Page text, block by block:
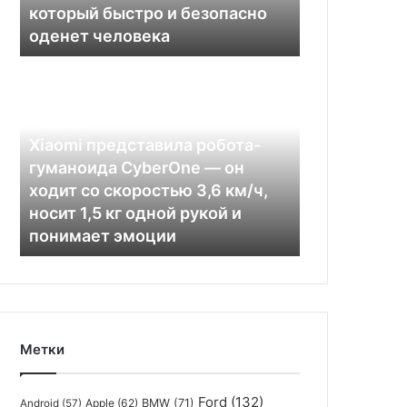
человека
который быстро и безопасно
оденет человека
CyberOne
ходит
со
скоростью
3,6
носит
кг
одной
Xiaomi представила робота-
гуманоида CyberOne — он
ходит со скоростью 3,6 км/ч,
носит 1,5 кг одной рукой и
понимает эмоции
Метки
Android (57) Apple (62) BMW (71) Ford (132)